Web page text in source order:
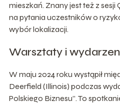
mieszkań. Znany jest też z
na pytania uczestników o
wybór lokalizacji.
Warsztaty i
W maju 2024 roku wystąpił
Deerfield (Illinois) podczas
Polskiego Biznesu”. To